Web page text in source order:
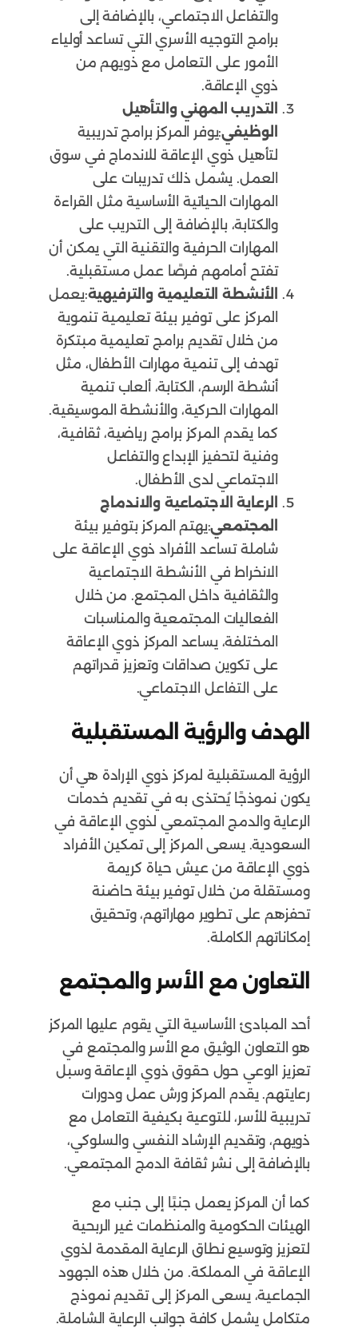
والتفاعل الاجتماعي، بالإضافة إلى
برامج التوجيه الأسري التي تساعد أولياء
الأمور على التعامل مع ذويهم من
ذوي الإعاقة.
التدريب المهني والتأهيل
الوظيفي:يوفر المركز برامج تدريبية
لتأهيل ذوي الإعاقة للاندماج في سوق
العمل. يشمل ذلك تدريبات على
المهارات الحياتية الأساسية مثل القراءة
والكتابة، بالإضافة إلى التدريب على
المهارات الحرفية والتقنية التي يمكن أن
تفتح أمامهم فرصًا عمل مستقبلية.
الأنشطة التعليمية والترفيهية:يعمل
المركز على توفير بيئة تعليمية تنموية
من خلال تقديم برامج تعليمية مبتكرة
تهدف إلى تنمية مهارات الأطفال، مثل
أنشطة الرسم، الكتابة، ألعاب تنمية
المهارات الحركية، والأنشطة الموسيقية.
كما يقدم المركز برامج رياضية، ثقافية،
وفنية لتحفيز الإبداع والتفاعل
الاجتماعي لدى الأطفال.
الرعاية الاجتماعية والاندماج
المجتمعي:يهتم المركز بتوفير بيئة
شاملة تساعد الأفراد ذوي الإعاقة على
الانخراط في الأنشطة الاجتماعية
والثقافية داخل المجتمع. من خلال
الفعاليات المجتمعية والمناسبات
المختلفة، يساعد المركز ذوي الإعاقة
على تكوين صداقات وتعزيز قدراتهم
على التفاعل الاجتماعي.
الهدف والرؤية المستقبلية
الرؤية المستقبلية لمركز ذوي الإرادة هي أن
يكون نموذجًا يُحتذى به في تقديم خدمات
الرعاية والدمج المجتمعي لذوي الإعاقة في
السعودية. يسعى المركز إلى تمكين الأفراد
ذوي الإعاقة من عيش حياة كريمة
ومستقلة من خلال توفير بيئة حاضنة
تحفزهم على تطوير مهاراتهم، وتحقيق
إمكاناتهم الكاملة.
التعاون مع الأسر والمجتمع
أحد المبادئ الأساسية التي يقوم عليها المركز
هو التعاون الوثيق مع الأسر والمجتمع في
تعزيز الوعي حول حقوق ذوي الإعاقة وسبل
رعايتهم. يقدم المركز ورش عمل ودورات
تدريبية للأسر، للتوعية بكيفية التعامل مع
ذويهم، وتقديم الإرشاد النفسي والسلوكي،
بالإضافة إلى نشر ثقافة الدمج المجتمعي.
كما أن المركز يعمل جنبًا إلى جنب مع
الهيئات الحكومية والمنظمات غير الربحية
لتعزيز وتوسيع نطاق الرعاية المقدمة لذوي
الإعاقة في المملكة. من خلال هذه الجهود
الجماعية، يسعى المركز إلى تقديم نموذج
متكامل يشمل كافة جوانب الرعاية الشاملة.